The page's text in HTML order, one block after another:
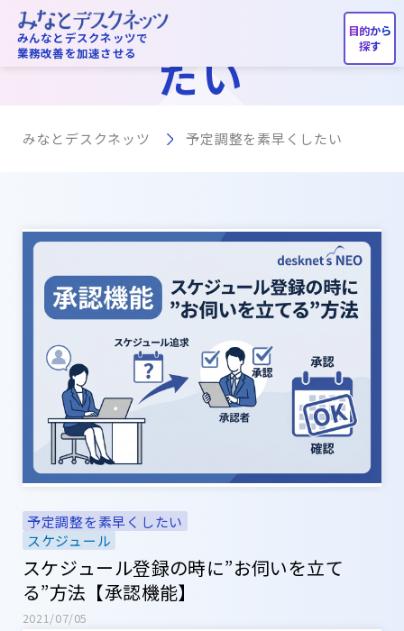
みんなとデスクネッツで
業務改善を加速させる
予定調整を素早くし
たい
みなとデスクネッツ 予定調整を素早くしたい
予定調整を素早くしたい
スケジュール
スケジュール登録の時に”お伺いを立て
る”方法【承認機能】
2021/07/05